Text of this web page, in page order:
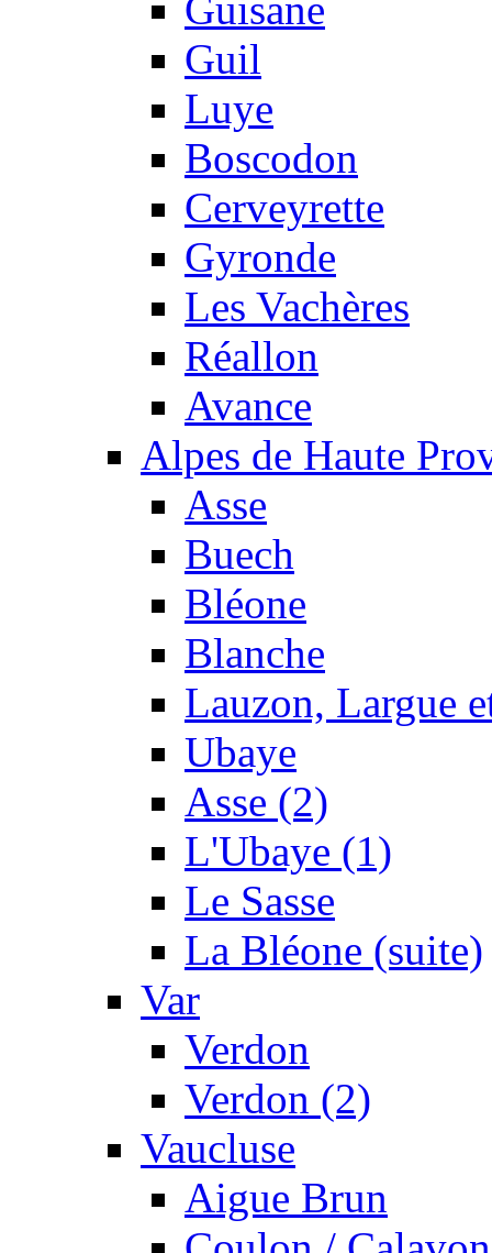
Guisane
Guil
Luye
Boscodon
Cerveyrette
Gyronde
Les Vachères
Réallon
Avance
Alpes de Haute
Asse
Buech
Bléone
Blanche
Lauzon, Largue
Ubaye
Asse (2)
L'Ubaye (1)
Le Sasse
La Bléone (suite)
Var
Verdon
Verdon (2)
Vaucluse
Aigue Brun